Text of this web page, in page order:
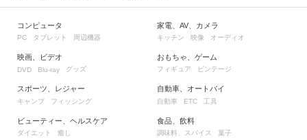
コンピュータ
PC タブレット 周辺機器
映画、ビデオ
DVD Blu-ray グッズ
スポーツ、レジャー
キャンプ フィッシング
ビューティー、ヘルスケア
ダイエット 癒し
家電、AV、カメラ
キッチン 映像 オーディオ
おもちゃ、ゲーム
フィギュア ビンテージ
自動車、オートバイ
自動車 ETC 工具
食品、飲料
調味料、スパイス 菓子